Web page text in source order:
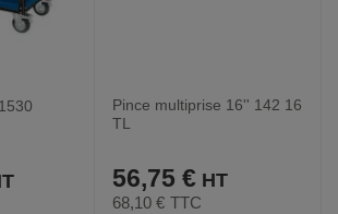
Pince multiprise 16'' 142 16
TL
56,75 €
68,10 € TTC